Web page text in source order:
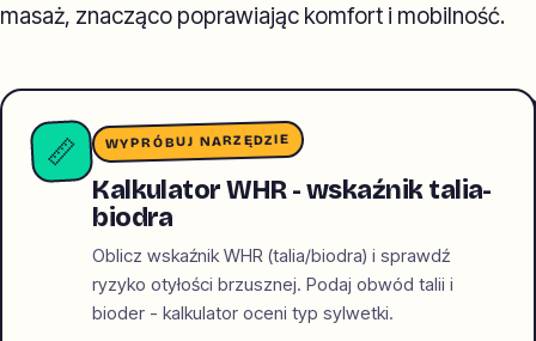
masaż, znacząco poprawiając komfort i mobilność.
📏 WYPRÓBUJ NARZĘDZIE
Kalkulator WHR - wskaźnik talia-
biodra
Oblicz wskaźnik WHR (talia/biodra) i sprawdź
ryzyko otyłości brzusznej. Podaj obwód talii i
bioder - kalkulator oceni typ sylwetki.